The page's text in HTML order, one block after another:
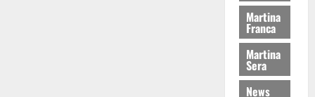
Martina
Franca
Martina
Sera
News